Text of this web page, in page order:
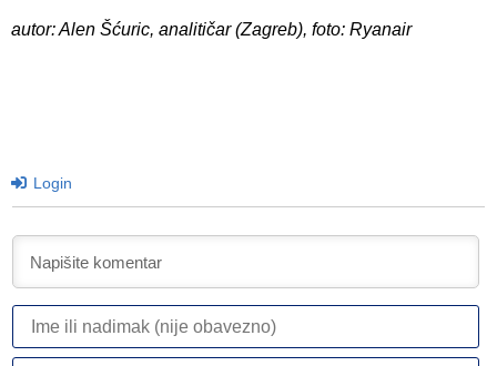
autor: Alen Šćuric, analitičar (Zagreb), foto: Ryanair
Login